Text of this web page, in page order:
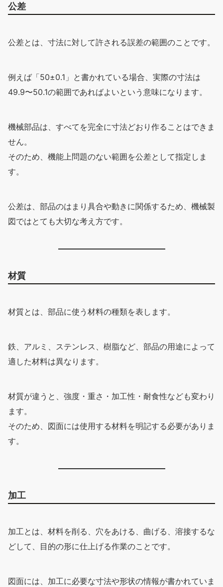
公差
公差とは、寸法に対して許される誤差の範囲のことです。
例えば「50±0.1」と書かれている場合、実際の寸法は
49.9〜50.1の範囲であればよいという意味になります。
機械部品は、すべてを完全に寸法どおり作ることはできま
せん。
そのため、機能上問題のない範囲を公差として指定しま
す。
公差は、部品のはまり具合や動きに関係するため、機械製
図ではとても大切な考え方です。
材質
材質とは、部品に使う材料の種類を表します。
鉄、アルミ、ステンレス、樹脂など、部品の用途によって
適した材料は異なります。
材質が違うと、強度・重さ・加工性・耐食性なども変わり
ます。
そのため、図面には使用する材料を明記する必要がありま
す。
加工
加工とは、材料を削る、穴をあける、曲げる、溶接するな
どして、目的の形に仕上げる作業のことです。
図面には、加工に必要な寸法や形状の情報が書かれていま